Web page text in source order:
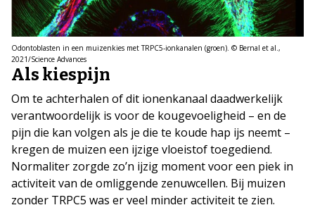
Odontoblasten in een muizenkies met TRPC5-ionkanalen (groen). © Bernal et al.,
2021/Science Advances
Als kiespijn
Om te achterhalen of dit ionenkanaal daadwerkelijk
verantwoordelijk is voor de kougevoeligheid – en de
pijn die kan volgen als je die te koude hap ijs neemt –
kregen de muizen een ijzige vloeistof toegediend.
Normaliter zorgde zo’n ijzig moment voor een piek in
activiteit van de omliggende zenuwcellen. Bij muizen
zonder TRPC5 was er veel minder activiteit te zien.